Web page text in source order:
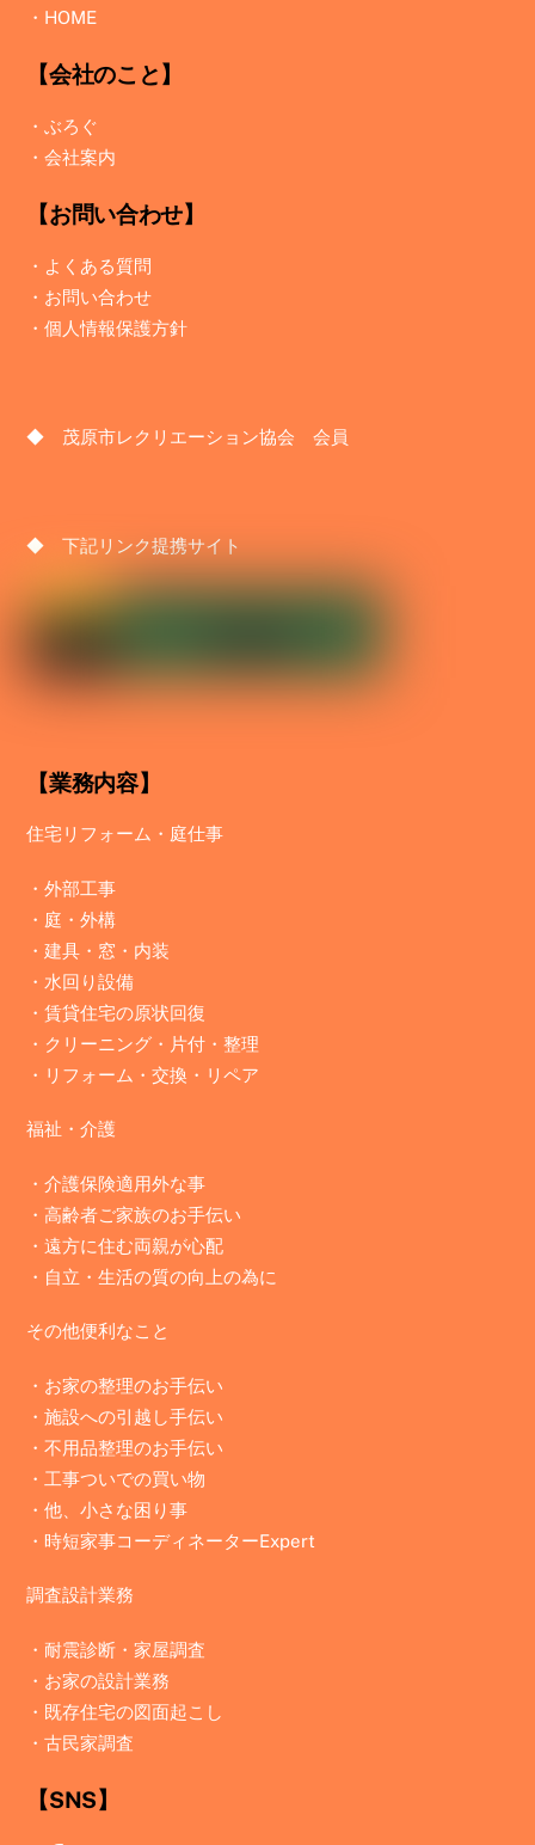
・ HOME
【会社のこと】
・ぶろぐ
・会社案内
【お問い合わせ】
・ よくある質問
・ お問い合わせ
・個人情報保護方針
◆ 茂原市レクリエーション協会 会員
◆ 下記リンク提携サイト
【業務内容】
住宅リフォーム・庭仕事
・外部工事
・ 庭・外構
・建具・窓・内装
・ 水回り設備
・賃貸住宅の原状回復
・ クリーニング・片付・整理
・ リフォーム・交換・リペア
福祉・介護
・介護保険適用外な事
・高齢者ご家族のお手伝い
・遠方に住む両親が心配
・自立・生活の質の向上の為に
その他便利なこと
・お家の整理のお手伝い
・施設への引越し手伝い
・不用品整理のお手伝い
・工事ついでの買い物
・他、小さな困り事
・時短家事コーディネーターExpert
調査設計業務
・耐震診断・家屋調査
・ お家の設計業務
・ 既存住宅の図面起こし
・古民家調査
【SNS】